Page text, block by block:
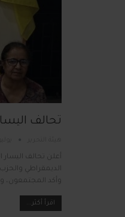
تحالف
أعلن تحالف
الديمقراطي
وأكد المجتمعون،
اقرأ أكثر...